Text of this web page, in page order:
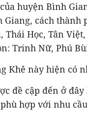
huyện Bình
cách
Thái Học, Tân
Trinh Nữ, Phú
Khê này hiện có
đề cập đến ở
hợp với nhu